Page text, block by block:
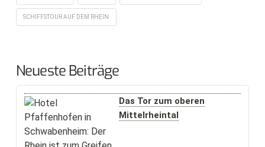
SCHIFFSTOUR AUF DEM RHEIN
Neueste Beiträge
Das Tor zum oberen
Mittelrheintal